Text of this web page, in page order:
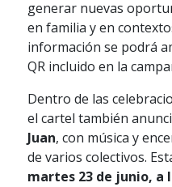
generar nuevas
en familia y en
información se podrá
QR incluido en la
Dentro de las
el cartel también
Juan, con música y
de varios colectivos.
martes 23 de junio, a